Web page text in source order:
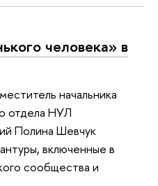
человека» в
начальника
отдела НУЛ
Полина Шевчук
включенные в
сообщества и